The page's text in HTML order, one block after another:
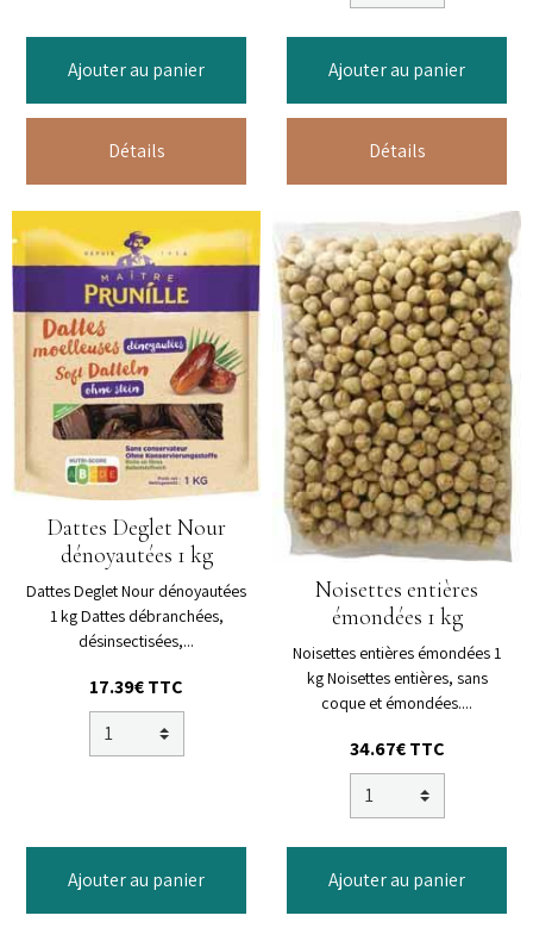
Ajouter au panier
Détails
Ajouter au panier
Détails
Dattes Deglet Nour
dénoyautées 1 kg
Dattes Deglet Nour dénoyautées
1 kg Dattes débranchées,
désinsectisées,...
17.39€ TTC
Ajouter au panier
Noisettes entières
émondées 1 kg
Noisettes entières émondées 1
kg Noisettes entières, sans
coque et émondées....
34.67€ TTC
Ajouter au panier